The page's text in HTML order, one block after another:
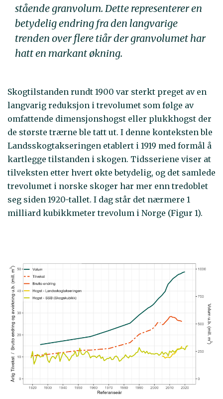
stående granvolum. Dette representerer en
betydelig endring fra den langvarige
trenden over flere tiår der granvolumet har
hatt en markant økning.
Skogtilstanden rundt 1900 var sterkt preget av en
langvarig reduksjon i trevolumet som følge av
omfattende dimensjonshogst eller plukkhogst der
de største trærne ble tatt ut. I denne konteksten ble
Landsskogtakseringen etablert i 1919 med formål å
kartlegge tilstanden i skogen. Tidsseriene viser at
tilveksten etter hvert økte betydelig, og det samlede
trevolumet i norske skoger har mer enn tredoblet
seg siden 1920-tallet. I dag står det nærmere 1
milliard kubikkmeter trevolum i Norge (Figur 1).